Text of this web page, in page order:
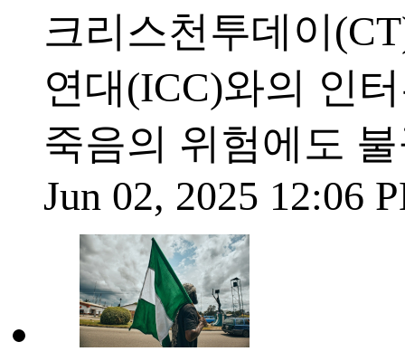
크리스천투데이
연대(ICC)와의 인
죽음의 위험에도
Jun 02, 2025 12:06